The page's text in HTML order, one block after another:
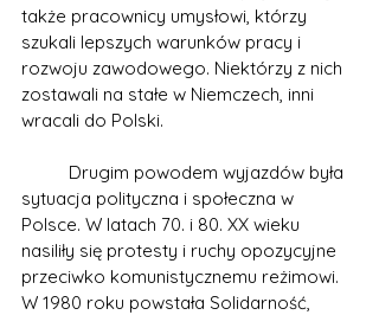
także pracownicy umysłowi, którzy
szukali lepszych warunków pracy i
rozwoju zawodowego. Niektórzy z nich
zostawali na stałe w Niemczech, inni
wracali do Polski.
sytuacja polityczna i społeczna w
Polsce. W latach 70. i 80. XX wieku
nasiliły się protesty i ruchy opozycyjne
przeciwko komunistycznemu reżimowi.
W 1980 roku powstała Solidarność,